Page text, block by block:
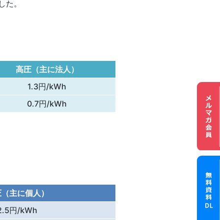
メル
。
高圧（主に法人）
1.3円/kWh
0.7円/kWh
主に個人）
円/kWh